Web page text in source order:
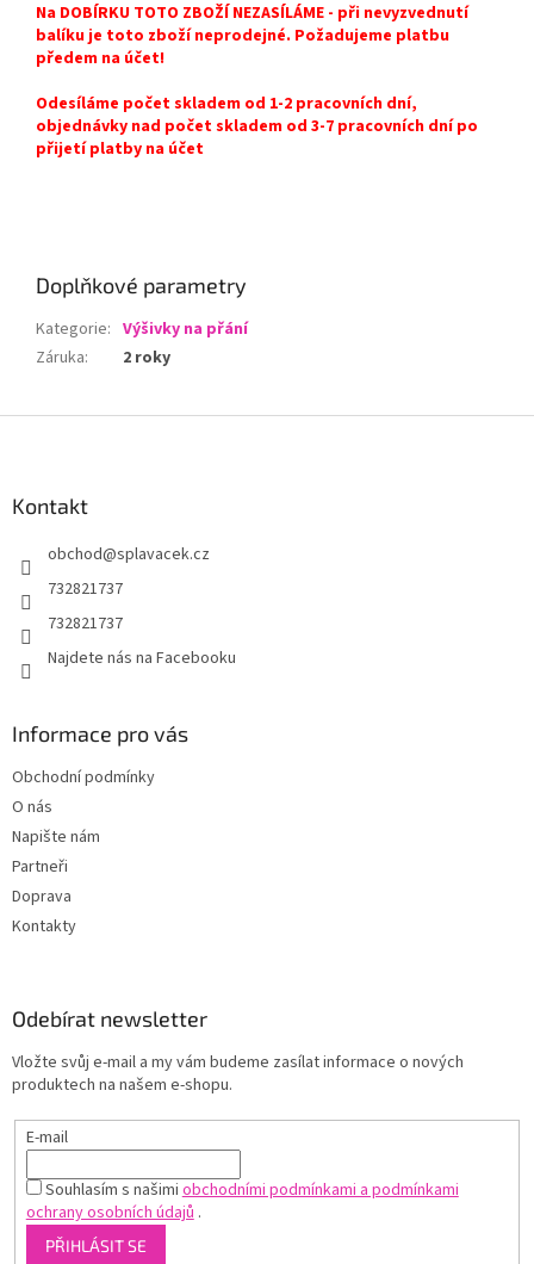
Na DOBÍRKU TOTO ZBOŽÍ NEZASÍLÁME - při nevyzvednutí
balíku je toto zboží neprodejné. Požadujeme platbu
předem na účet!
Odesíláme počet skladem od 1-2 pracovních dní,
objednávky nad počet skladem od 3-7 pracovních dní po
přijetí platby na účet
Doplňkové parametry
Kategorie: Výšivky na přání
Záruka: 2 roky
Kontakt
obchod@splavacek.cz
732821737
732821737
Najdete nás na Facebooku
Informace pro vás
Obchodní podmínky
O nás
Napište nám
Partneři
Doprava
Kontakty
Odebírat newsletter
Vložte svůj e-mail a my vám budeme zasílat informace o nových
produktech na našem e-shopu.
E-mail
Souhlasím s našimiobchodními podmínkami a podmínkami
ochrany osobních údajů.
PŘIHLÁSIT SE